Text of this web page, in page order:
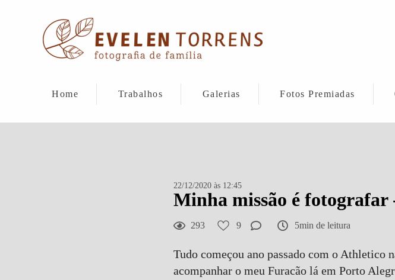
Home Trabalhos Galerias Fotos Premiadas
22/12/2020 às 12:45
Minha missão é fotografar
293 9 5min de leitura
Tudo começou ano passado com o Athletico
acompanhar o meu Furacão lá em Porto